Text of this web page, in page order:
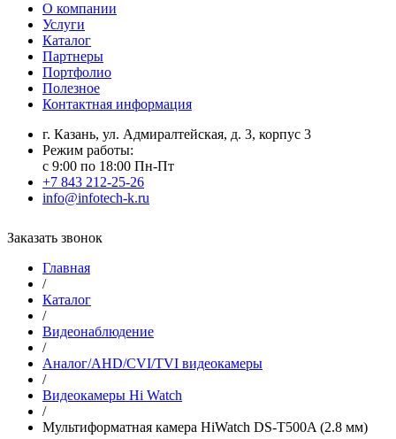
О компании
Услуги
Каталог
Партнеры
Портфолио
Полезное
Контактная информация
г. Казань, ул. Адмиралтейская, д. 3, корпус 3
Режим работы:
с 9:00 по 18:00 Пн-Пт
+7 843 212-25-26
info@infotech-k.ru
Заказать звонок
Главная
/
Каталог
/
Видеонаблюдение
/
Аналог/AHD/CVI/TVI видеокамеры
/
Видеокамеры Hi Watch
/
Мультиформатная камера HiWatch DS-T500A (2.8 мм)